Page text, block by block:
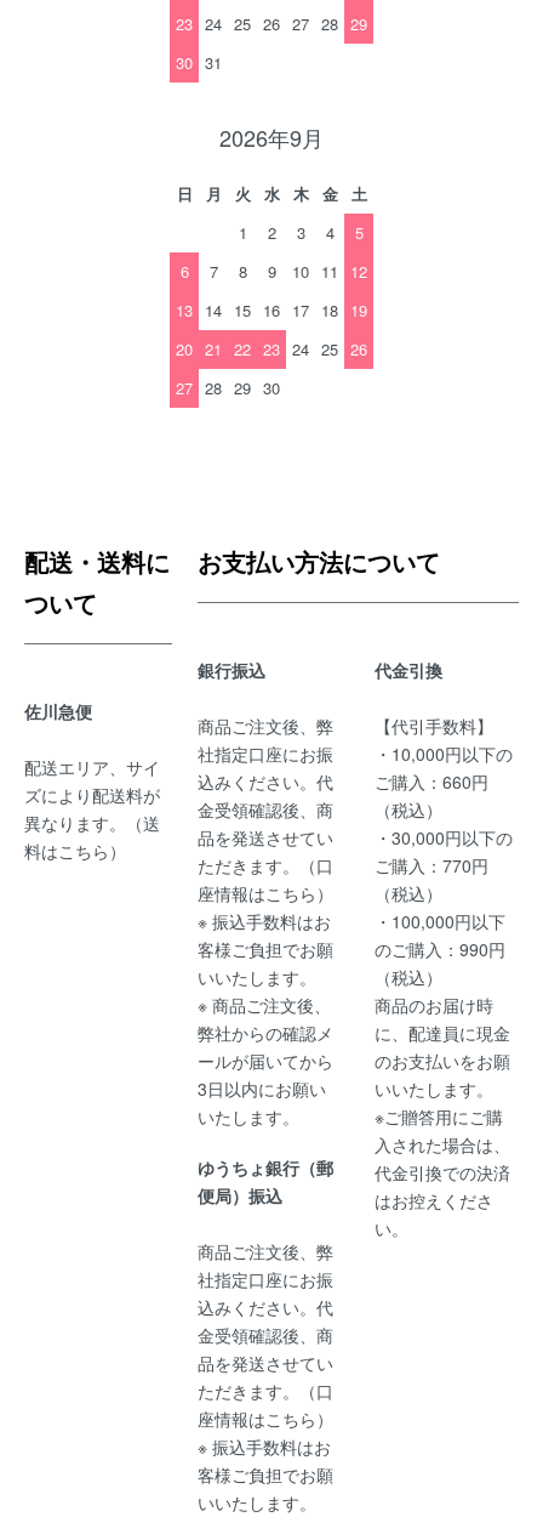
23 24 25 26 27 28 29
30 31
2026年9月
日 月 火 水 木 金
土
1
2 3 4
5
6
7 8 9 10 11
12
13 14 15 16 17 18 19
20 21 22 23 24 25 26
27 28 29 30
配送・送料に
ついて
佐川急便
配送エリア、サイ
ズにより配送料が
異なります。（送
料はこちら ）
お支払い方法について
銀行振込
商品ご注文後、弊
社指定口座にお振
込みください。代
金受領確認後、商
品を発送させてい
ただきます。（口
座情報はこちら ）
※ 振込手数料はお
客様ご負担でお願
いいたします。
※ 商品ご注文後、
弊社からの確認メ
ールが届いてから
3日以内にお願い
いたします。
ゆうちょ銀行（郵
便局）振込
商品ご注文後、弊
社指定口座にお振
込みください。代
金受領確認後、商
品を発送させてい
ただきます。（口
座情報はこちら ）
※ 振込手数料はお
客様ご負担でお願
いいたします。
代金引換
【代引手数料】
・10,000円以下の
ご購入：660円
（税込）
・30,000円以下の
ご購入：770円
（税込）
・100,000円以下
のご購入：990円
（税込）
商品のお届け時
に、配達員に現金
のお支払いをお願
いいたします。
※ご贈答用にご購
入された場合は、
代金引換での決済
はお控えくださ
い。